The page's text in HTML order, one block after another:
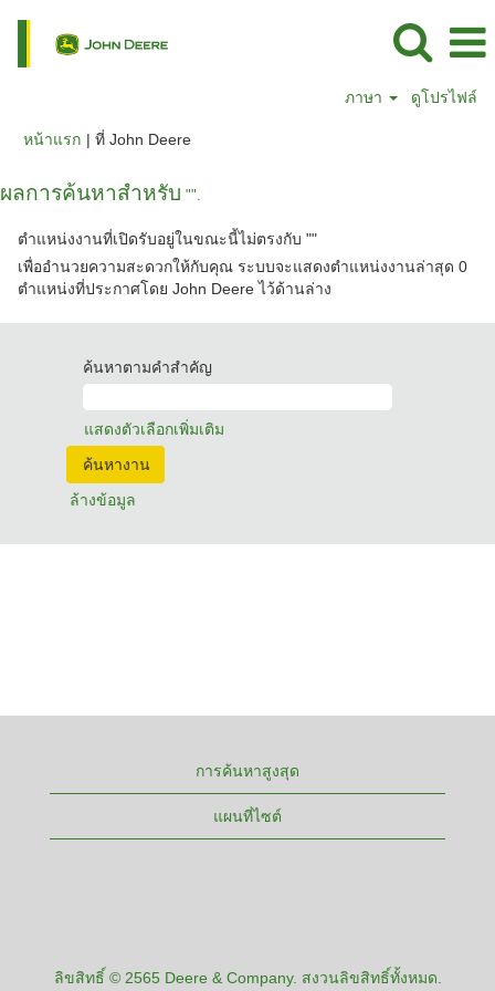
ภาษา ดูโปรไฟล์
หน้าแรก | ที่ John Deere(หน้า
ผลการค้นหาสำหรับ "".
ตำแหน่งงานที่เปิดรับอยู่ในขณะนี้ไม่ตรงกับ ""
เพื่ออำนวยความสะดวกให้กับคุณ ระบบจะแสดงตำแหน่งงานล่าสุด 0
ตำแหน่งที่ประกาศโดย John Deere ไว้ด้านล่าง
ค้นหาตามคำสำคัญ
แสดงตัวเลือกเพิ่มเติม
ล้างข้อมูล
การค้นหาสูงสุด
แผนที่ไซต์
ลิขสิทธิ์ © 2565 Deere & Company. สงวนลิขสิทธิ์ทั้งหมด.